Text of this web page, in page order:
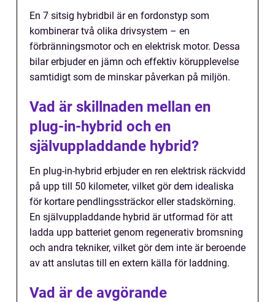
En 7 sitsig hybridbil är en fordonstyp som
kombinerar två olika drivsystem – en
förbränningsmotor och en elektrisk motor. Dessa
bilar erbjuder en jämn och effektiv körupplevelse
samtidigt som de minskar påverkan på miljön.
Vad är skillnaden mellan en
plug-in-hybrid och en
självuppladdande hybrid?
En plug-in-hybrid erbjuder en ren elektrisk räckvidd
på upp till 50 kilometer, vilket gör dem idealiska
för kortare pendlingssträckor eller stadskörning.
En självuppladdande hybrid är utformad för att
ladda upp batteriet genom regenerativ bromsning
och andra tekniker, vilket gör dem inte är beroende
av att anslutas till en extern källa för laddning.
Vad är de avgörande